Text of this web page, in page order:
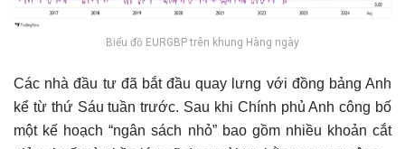
Biểu đồ EURGBP trên khung Hàng ngày
Các nhà đầu tư đã bắt đầu quay lưng với đồng bảng Anh
kể từ thứ Sáu tuần trước. Sau khi Chính phủ Anh công bố
một kế hoạch “ngân sách nhỏ” bao gồm nhiều khoản cắt